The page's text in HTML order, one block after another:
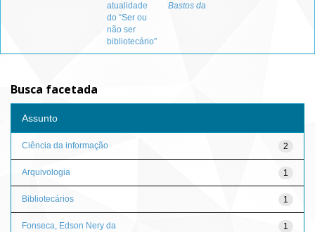
atualidade
do “Ser ou
não ser
bibliotecário”
Bastos da
Busca facetada
Assunto
2
Ciência da informação
1
Arquivologia
1
Bibliotecários
1
Fonseca, Edson Nery da